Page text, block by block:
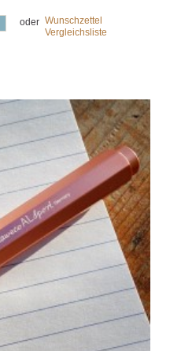
oder Wunschzettel
Vergleichsliste